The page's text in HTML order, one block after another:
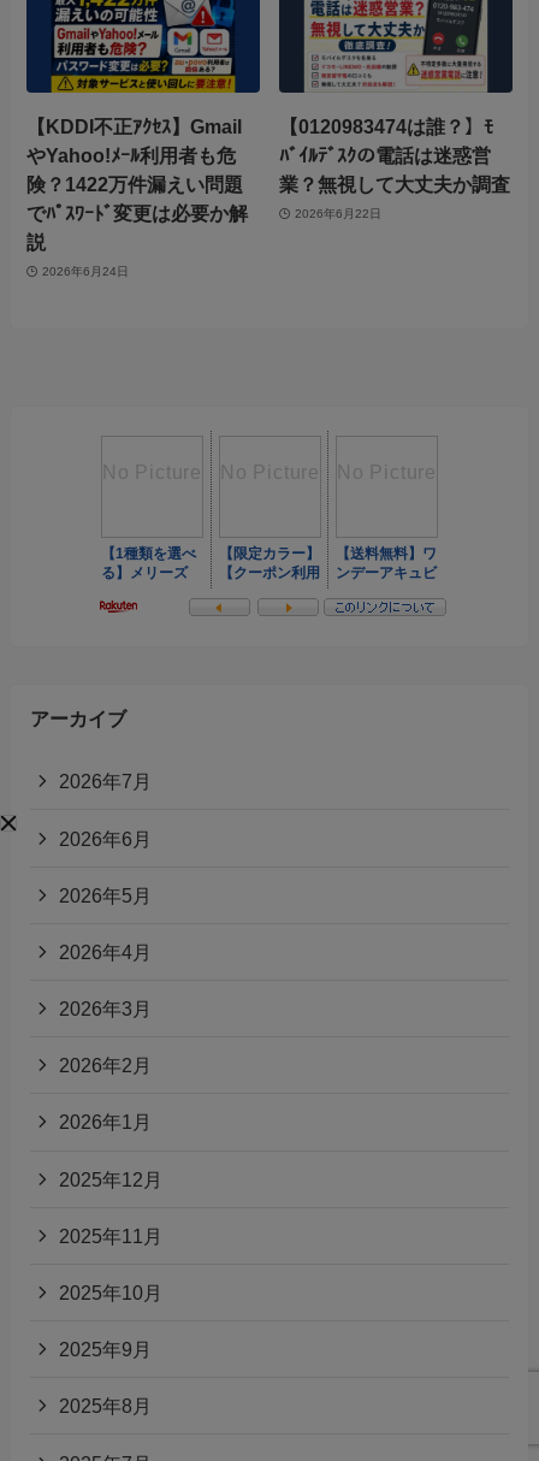
【KDDI不正ｱｸｾｽ】Gmail
やYahoo!ﾒｰﾙ利用者も危
険？1422万件漏えい問題
でﾊﾟｽﾜｰﾄﾞ変更は必要か解
説
2026年6月24日
【0120983474は誰？】ﾓ
ﾊﾞｲﾙﾃﾞｽｸの電話は迷惑営
業？無視して大丈夫か調査
2026年6月22日
アーカイブ
2026年7月
2026年6月
2026年5月
2026年4月
2026年3月
2026年2月
2026年1月
2025年12月
2025年11月
2025年10月
2025年9月
2025年8月